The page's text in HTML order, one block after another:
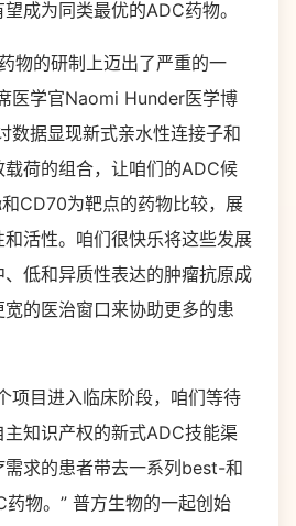
成为同类最优的ADC药物。
物的研制上迈出了严重的一
医学官Naomi Hunder医学博
数据显现新式亲水性连接子和
荷的组合，让咱们的ADC候
CD70为靶点的药物比较，展
活性。咱们很快乐将这些发展
低和异质性表达的肿瘤抗原成
的医治窗口来协助更多的患
项目进入临床阶段，咱们等待
知识产权的新式ADC技能渠
求的患者带去一系列best-和
物。” 普方生物的一起创始